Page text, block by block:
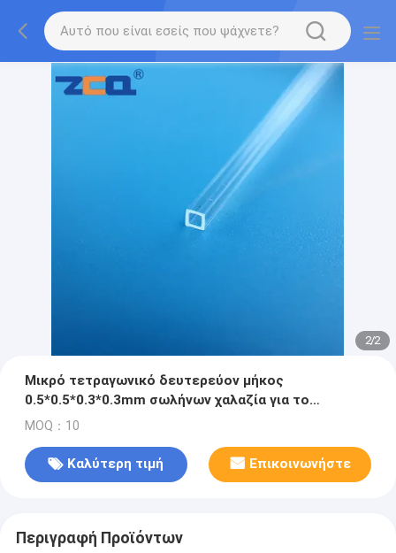
2/2
Μικρό τετραγωνικό δευτερεύον μήκος
0.5*0.5*0.3*0.3mm σωλήνων χαλαζία για το
εργαστήριο
MOQ：10
Καλύτερη τιμή Επικοινωνήστε
Περιγραφή Προϊόντων